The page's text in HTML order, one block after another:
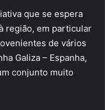
que se espera
região, em particular
de vários
Galiza – Espanha,
conjunto muito